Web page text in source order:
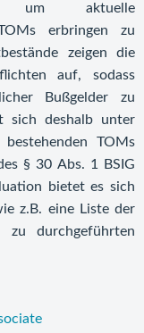
um aktuelle
erbringen zu
zeigen die
auf, sodass
Bußgelder zu
sich deshalb unter
TOMs
§ 30 Abs. 1 BSIG
bietet es sich
z.B. eine Liste der
zu durchgeführten